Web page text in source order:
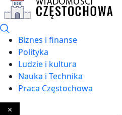
Biznes i finanse
Polityka
Ludzie i kultura
Nauka i Technika
Praca Częstochowa
×